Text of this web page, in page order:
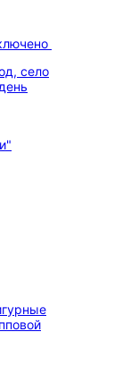
село